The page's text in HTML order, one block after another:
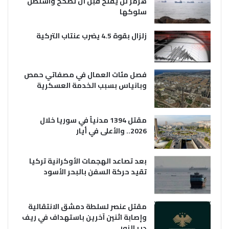
سلوكها
زلزال بقوة 4.5 يضرب عنتاب التركية
فصل مئات العمال في مصفاتي حمص
وبانياس بسبب الخدمة العسكرية
مقتل 1394 مدنياً في سوريا خلال
2026.. والأعلى في أيار
بعد تصاعد الهجمات الأوكرانية تركيا
تقيد حركة السفن بالبحر الأسود
مقتل عنصر لسلطة دمشق الانتقالية
وإصابة اثنين آخرين باستهداف في ريف